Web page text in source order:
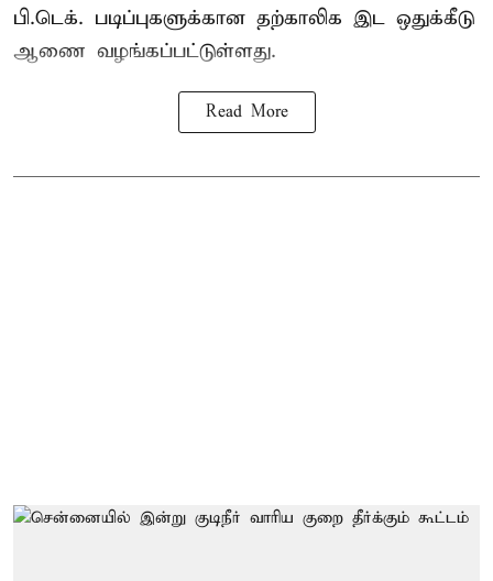
பி.டெக். படிப்புகளுக்கான தற்காலிக இட ஒதுக்கீடு
ஆணை வழங்கப்பட்டுள்ளது.
Read More